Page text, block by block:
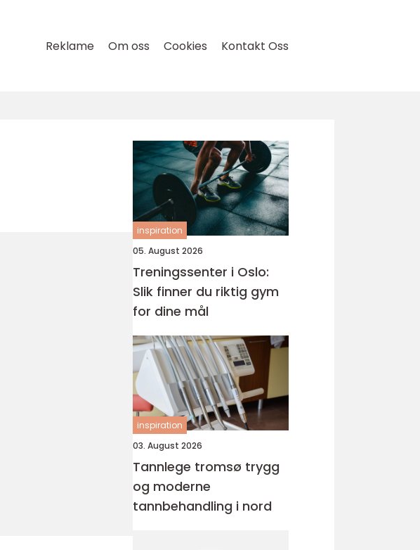
Reklame Om oss Cookies Kontakt Oss
inspiration
05. August 2026
Treningssenter i Oslo:
Slik finner du riktig gym
for dine mål
inspiration
03. August 2026
Tannlege tromsø trygg
og moderne
tannbehandling i nord